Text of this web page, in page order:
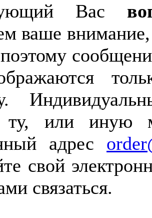
Вас
ваше
ту, или иную
адрес
свой
связаться.